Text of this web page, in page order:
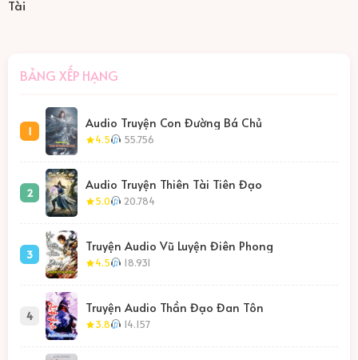
Tài
BẢNG XẾP HẠNG
1
Audio Truyện Con Đường Bá Chủ
4.5 55.756
2
Audio Truyện Thiên Tài Tiên Đạo
5.0 20.784
3
Truyện Audio Vũ Luyện Điên Phong
4.5 18.931
4
Truyện Audio Thần Đạo Đan Tôn
3.8 14.157